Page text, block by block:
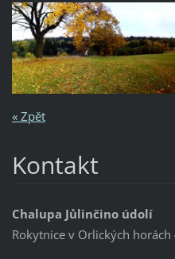
« Zpět
Kontakt
Chalupa Jůlinčino údolí
Rokytnice v Orlických horách